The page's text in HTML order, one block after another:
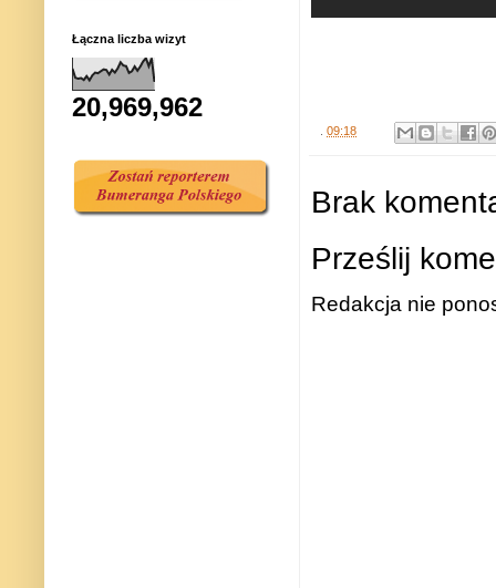
09:18
Brak
Prześlij
Redakcja nie
Łączna liczba wizyt
20,969,962